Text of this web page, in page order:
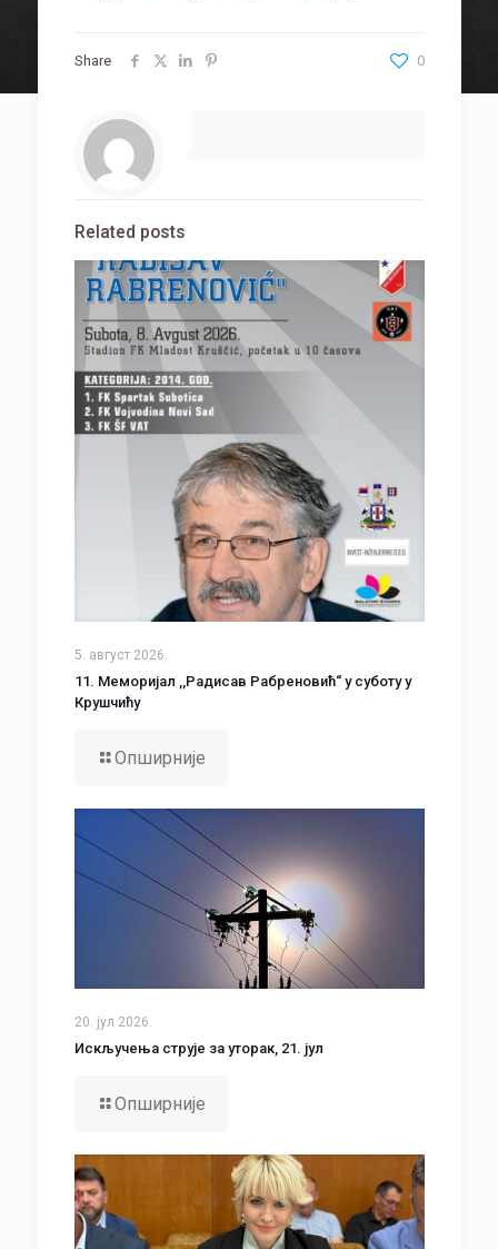
Share 0
Related posts
5. август 2026.
11. Меморијал ,,Радисав Рабреновић“ у суботу у
Крушчићу
Опширније
20. јул 2026.
Искључења струје за уторак, 21. јул
Опширније